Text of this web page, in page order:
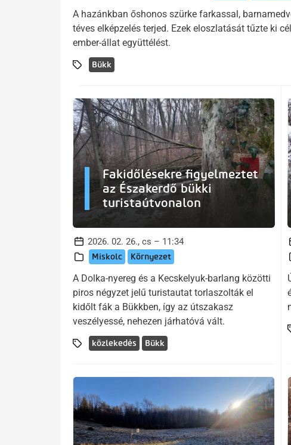
A hazánkban őshonos szürke farkassal,
téves elképzelés terjed. Ezek eloszlatását tűzte ki
ember-állat együttélést.
Bükk
Fakidőlésekre figyelmeztet
az Északerdő bükki
turistaútvonalon
2026. 02. 26., cs – 11:34
Miskolc Környezet
A Dolka-nyereg és a Kecskelyuk-barlang közötti
piros négyzet jelű turistautat torlaszolták el
kidőlt fák a Bükkben, így az útszakasz
veszélyessé, nehezen járhatóvá vált.
közlekedés Bükk